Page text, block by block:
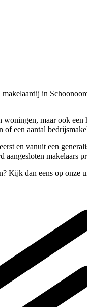
in
maar ook
een aantal
en vanuit een
makelaars
Kijk dan eens op onze